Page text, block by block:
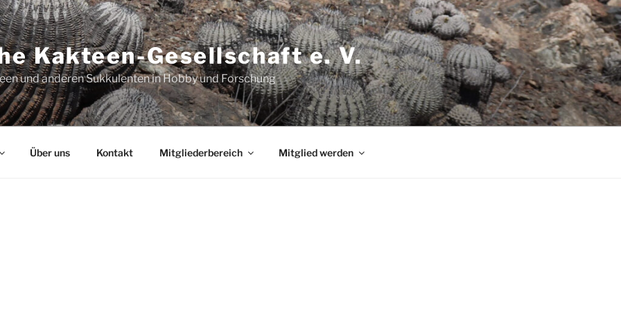
Kakteen-Gesellschaft e. V.
und anderen Sukkulenten in Hobby und Forschung
Über uns Kontakt Mitgliederbereich Mitglied werden